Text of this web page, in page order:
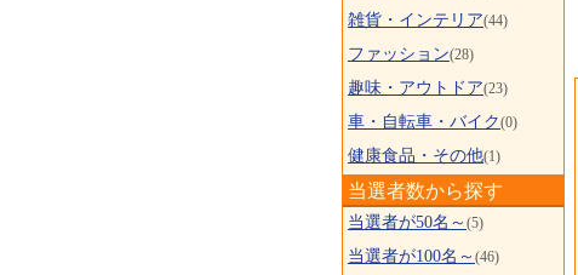
雑貨・インテリア(44)
ファッション(28)
趣味・アウトドア(23)
車・自転車・バイク(0)
健康食品・その他(1)
当選者数から探す
当選者が50名～ (5)
当選者が100名～ (46)